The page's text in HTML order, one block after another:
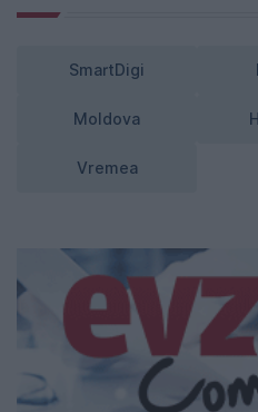
SmartDigi
Moldova
Vremea